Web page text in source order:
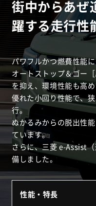
街中からあぜ
躍する走行性
パワフルかつ燃費性能
オートストップ＆ゴー
を抑え、環境性能も高
優れた小回り性能で、
行。
ぬかるみからの脱出性
ています。
さらに、三菱 e-Assist
備しました。
性能・特長